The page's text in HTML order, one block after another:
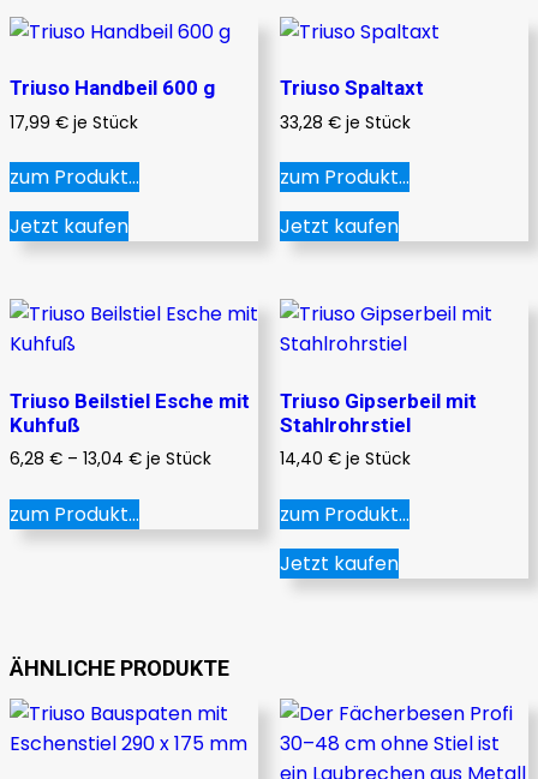
Triuso Handbeil 600 g
17,99 € je Stück
zum Produkt...
Jetzt kaufen
Triuso Spaltaxt
33,28 € je Stück
zum Produkt...
Jetzt kaufen
Triuso Beilstiel Esche mit
Kuhfuß
6,28 € – 13,04 € je Stück
zum Produkt...
Dieses
Produkt
Die
Optionen
können
Triuso Gipserbeil mit
Stahlrohrstiel
14,40 € je Stück
zum Produkt...
Jetzt kaufen
ÄHNLICHE PRODUKTE